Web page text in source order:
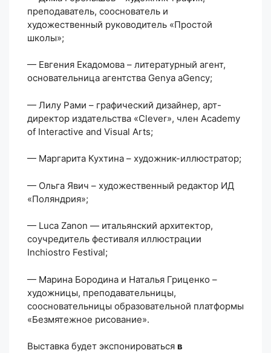
преподаватель, сооснователь и
художественный руководитель «Простой
школы»;
— Евгения Екадомова – литературный агент,
основательница агентства Genya aGency;
— Лилу Рами – графический дизайнер, арт-
директор издательства «Clever», член Academy
of Interactive and Visual Arts;
— Маргарита Кухтина – художник-иллюстратор;
— Ольга Явич – художественный редактор ИД
«Поляндрия»;
— Luca Zanon — итальянский архитектор,
соучредитель фестиваля иллюстрации
Inchiostro Festival;
— Марина Бородина и Наталья Гриценко –
художницы, преподавательницы,
соосновательницы образовательной платформы
«Безмятежное рисование».
Выставка будет экспонироваться в